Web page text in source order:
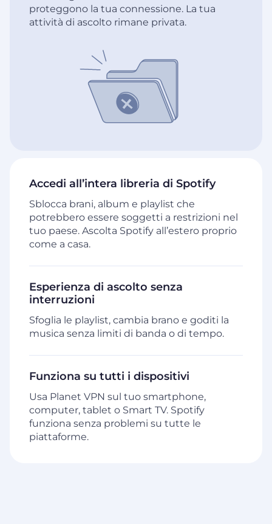
Accedi all’intera libreria di Spotify
Sblocca brani, album e playlist che
potrebbero essere soggetti a restrizioni nel
tuo paese. Ascolta Spotify all’estero proprio
come a casa.
Esperienza di ascolto senza
interruzioni
Sfoglia le playlist, cambia brano e goditi la
musica senza limiti di banda o di tempo.
Funziona su tutti i dispositivi
Usa Planet VPN sul tuo smartphone,
computer, tablet o Smart TV. Spotify
funziona senza problemi su tutte le
piattaforme.
proteggono la tua connessione. La tua
attività di ascolto rimane privata.